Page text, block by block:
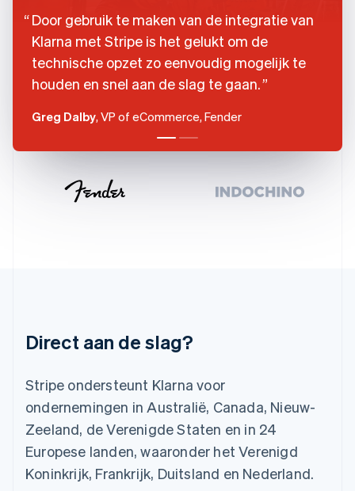
Door gebruik te maken van de integratie van
Klarna met Stripe is het gelukt om de
technische opzet zo eenvoudig mogelijk te
houden en snel aan de slag te gaan.
Greg Dalby, VP of eCommerce, Fender
Direct aan de slag?
Stripe ondersteunt Klarna voor
ondernemingen in Australië, Canada, Nieuw-
Zeeland, de Verenigde Staten en in 24
Europese landen, waaronder het Verenigd
Koninkrijk, Frankrijk, Duitsland en Nederland.
Finland
Svenska
Frankrijk
FrançaisEnglish
Gibraltar
Griekenland
Hongarije
Hongkong SAR, China
English 简体中文
Kroatië
English
Liechtenstein
Litouwen
English
Luxemburg
Français Deutsch English